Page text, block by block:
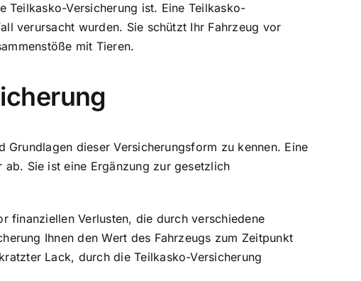
Teilkasko-Versicherung ist. Eine Teilkasko-
verursacht wurden. Sie schützt Ihr Fahrzeug vor
mit Tieren.
dieser Versicherungsform zu kennen. Eine
Sie ist eine Ergänzung zur gesetzlich
finanziellen Verlusten, die durch verschiedene
Ihnen den Wert des Fahrzeugs zum Zeitpunkt
Lack, durch die Teilkasko-Versicherung